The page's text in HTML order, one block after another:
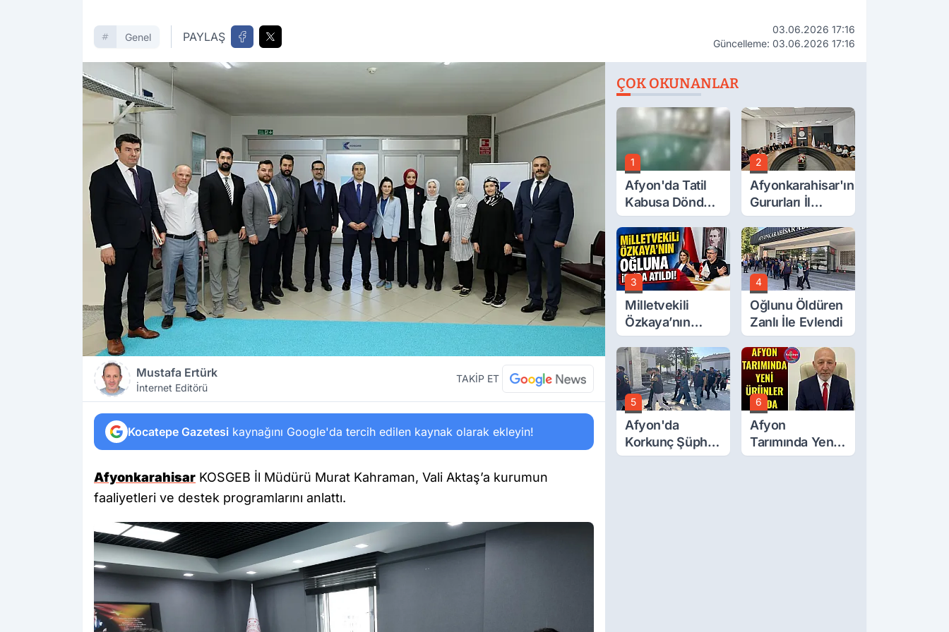
Genel PAYLAŞ
03.06.2026 17:16
Güncelleme: 03.06.2026 17:16
Mustafa Ertürk
İnternet Editörü
TAKİP ET
Kocatepe Gazetesi kaynağını Google'da tercih edilen kaynak olarak ekleyin!
Afyonkarahisar KOSGEB İl Müdürü Murat Kahraman, Vali Aktaş’a kurumun
faaliyetleri ve destek programlarını anlattı.
ÇOK OKUNANLAR
1
Afyon'da Tatil
Kabusa Döndü,
Acı Son!
2
Afyonkarahisar'ın
Gururları İl
Müdürüyle
Buluştu
3
Milletvekili
Özkaya’nın
Oğluna İftira
Atıldı
4
Oğlunu Öldüren
Zanlı İle Evlendi
5
Afyon'da
Korkunç Şüphe!
Düştü Mü,
6
Afyon
Tarımında Yeni
Ürünler Yolda